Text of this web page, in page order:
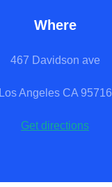
Where
467 Davidson ave
Los Angeles CA 95716
Get directions